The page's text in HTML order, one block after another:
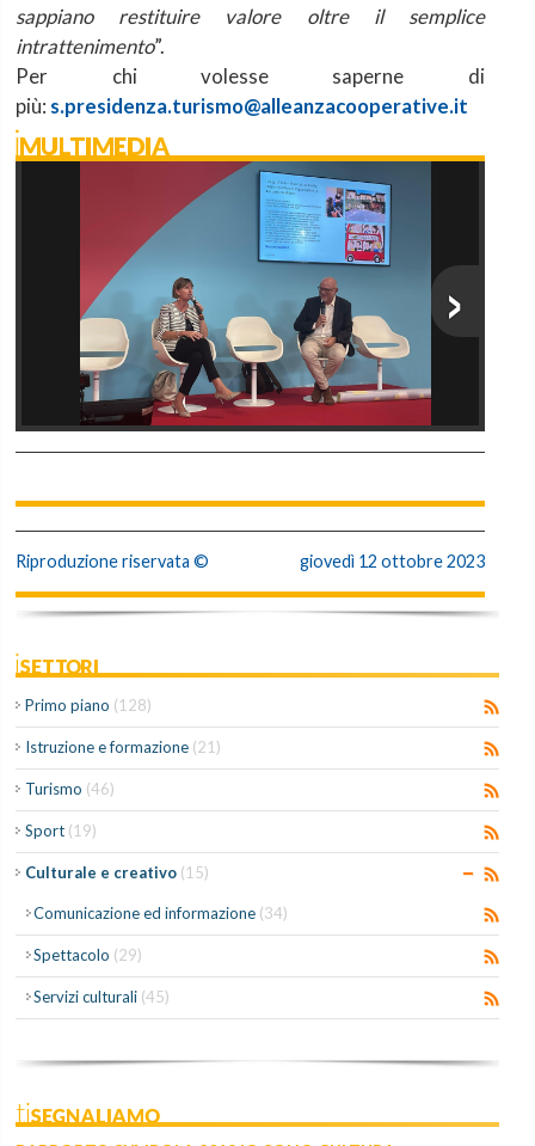
sappiano restituire valore oltre il semplice
intrattenimento”.
Per chi volesse saperne di
più: s.presidenza.turismo@alleanzacooperative.it
iMULTIMEDIA
›
Riproduzione riservata © giovedì 12 ottobre 2023
iSETTORI
Primo piano (128)
Istruzione e formazione (21)
Turismo (46)
Sport (19)
Culturale e creativo (15)
Comunicazione ed informazione (34)
Spettacolo (29)
Servizi culturali (45)
tiSEGNALIAMO